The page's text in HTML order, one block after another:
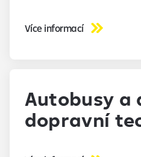
Více informací
Autobusy a
dopravní